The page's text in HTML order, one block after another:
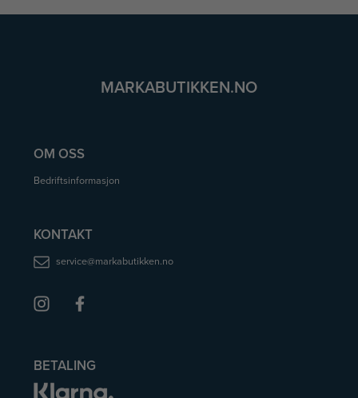
MARKABUTIKKEN.NO
OM OSS
Bedriftsinformasjon
KONTAKT
service@markabutikken.no
BETALING